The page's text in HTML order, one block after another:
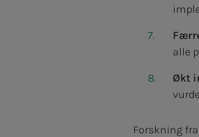
alle
Økt
Forskning